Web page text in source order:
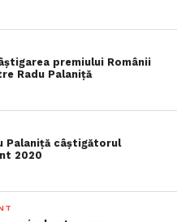
premiului Românii
Radu Palaniță
Palaniță câștigătorul
2020